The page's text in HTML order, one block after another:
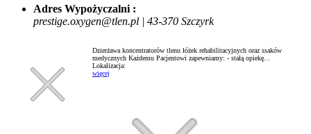
Adres Wypożyczalni :
prestige.oxygen@tlen.pl | 43-370 Szczyrk
Dzierżawa koncentratorów tlenu łóżek rehabilitacyjnych oraz ssaków
medycznych Każdemu Pacjentowi zapewniamy: - stałą opiekę...
Lokalizacja:
więcej